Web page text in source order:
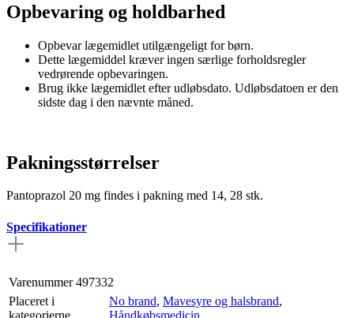
Opbevaring og holdbarhed
Opbevar lægemidlet utilgængeligt for børn.
Dette lægemiddel kræver ingen særlige forholdsregler
vedrørende opbevaringen.
Brug ikke lægemidlet efter udløbsdato. Udløbsdatoen er den
sidste dag i den nævnte måned.
Pakningsstørrelser
Pantoprazol 20 mg findes i pakning med 14, 28 stk.
Specifikationer
Varenummer 497332
Placeret i
kategorierne
No brand, Mavesyre og halsbrand,
Håndkøbsmedicin